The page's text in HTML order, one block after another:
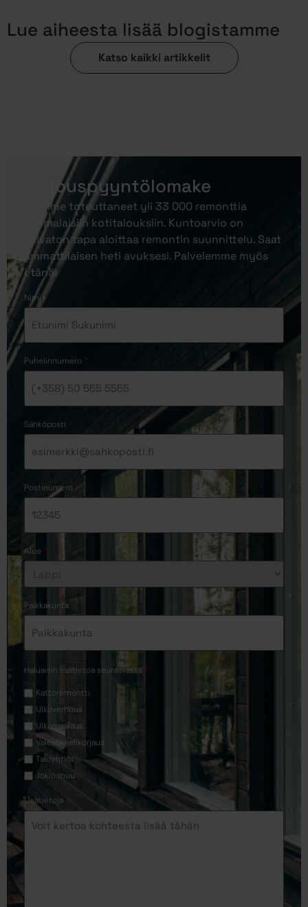
Lue aiheesta lisää blogistamme
Katso kaikki artikkelit
Tarjouspyyntölomake
Olemme toteuttaneet yli 33 000 remonttia
suomalaisiin kotitalouksiin. Kuntoarvio on
vaivaton tapa aloittaa remontin suunnittelu. Saat
ammattilaisen heti avuksesi. Palvelemme myös
etänä!
Nimi *
Puhelinnumero *
Sähköposti *
Postinumero *
Alue *
Paikkakunta
Haluaisin lisätietoa seuraavasta *
Kattoremontti
Ulkoverhous
Ulkomaalaus
Valesokkelikorjaus
Taloyhtiöt
Jokin muu
Lisätietoja